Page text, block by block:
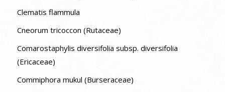
Clematis flammula
Cneorum tricoccon (Rutaceae)
Comarostaphylis diversifolia subsp. diversifolia
(Ericaceae)
Commiphora mukul (Burseraceae)